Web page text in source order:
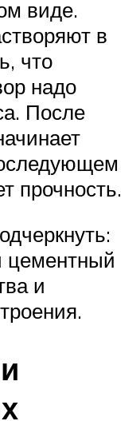
виде.
в
что
надо
После
прочность.
цементный
и